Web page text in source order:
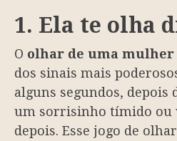
1. Ela te olha
O olhar de uma mulher
dos sinais mais
alguns segundos, depois
um sorrisinho tímido ou
depois. Esse jogo de